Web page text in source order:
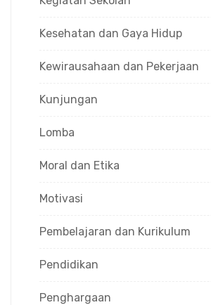
Kesehatan dan Gaya Hidup
Kewirausahaan dan Pekerjaan
Kunjungan
Lomba
Moral dan Etika
Motivasi
Pembelajaran dan Kurikulum
Pendidikan
Penghargaan